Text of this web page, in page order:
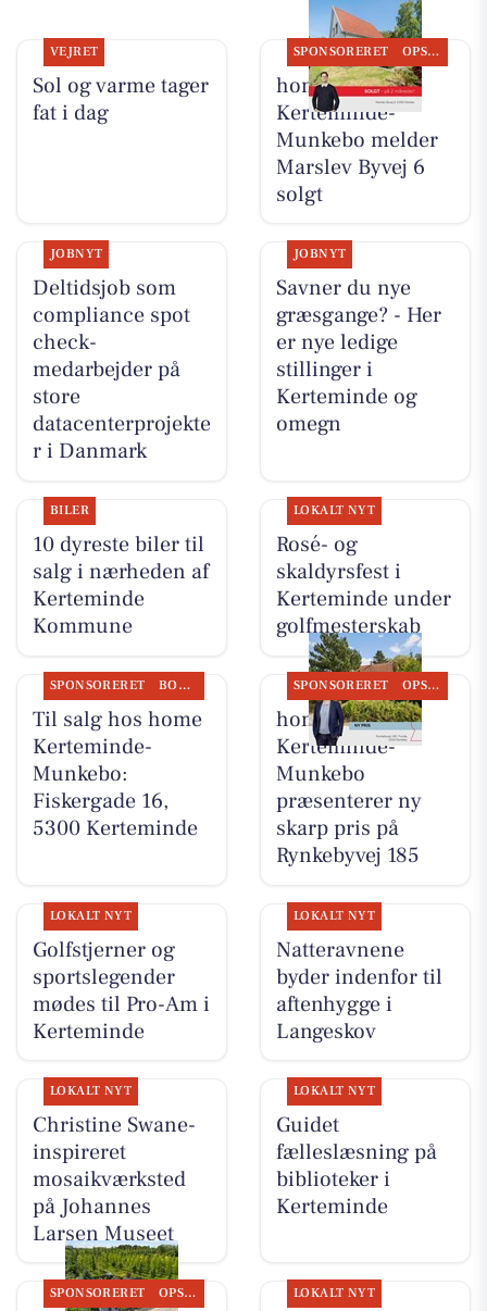
VEJRET
Sol og varme tager
fat i dag
SPONSORERET OPSLAGSTAVLEN
home
Kerteminde-
Munkebo melder
Marslev Byvej 6
solgt
JOBNYT
Deltidsjob som
compliance spot
check-
medarbejder på
store
datacenterprojekte
r i Danmark
JOBNYT
Savner du nye
græsgange? - Her
er nye ledige
stillinger i
Kerteminde og
omegn
BILER
10 dyreste biler til
salg i nærheden af
Kerteminde
Kommune
LOKALT NYT
Rosé- og
skaldyrsfest i
Kerteminde under
golfmesterskab
SPONSORERET BOLIGMARKED
Til salg hos home
Kerteminde-
Munkebo:
Fiskergade 16,
5300 Kerteminde
SPONSORERET OPSLAGSTAVLEN
home
Kerteminde-
Munkebo
præsenterer ny
skarp pris på
Rynkebyvej 185
LOKALT NYT
Golfstjerner og
sportslegender
mødes til Pro-Am i
Kerteminde
LOKALT NYT
Natteravnene
byder indenfor til
aftenhygge i
Langeskov
LOKALT NYT
Christine Swane-
inspireret
mosaikværksted
på Johannes
Larsen Museet
LOKALT NYT
Guidet
fælleslæsning på
biblioteker i
Kerteminde
SPONSORERET OPSLAGSTAVLEN LOKALT NYT